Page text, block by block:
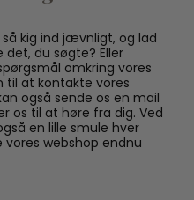
kig ind jævnligt, og lad
det, du søgte? Eller
omkring vores
til at kontakte vores
også sende os en mail
os til at høre fra dig. Ved
en lille smule hver
webshop endnu